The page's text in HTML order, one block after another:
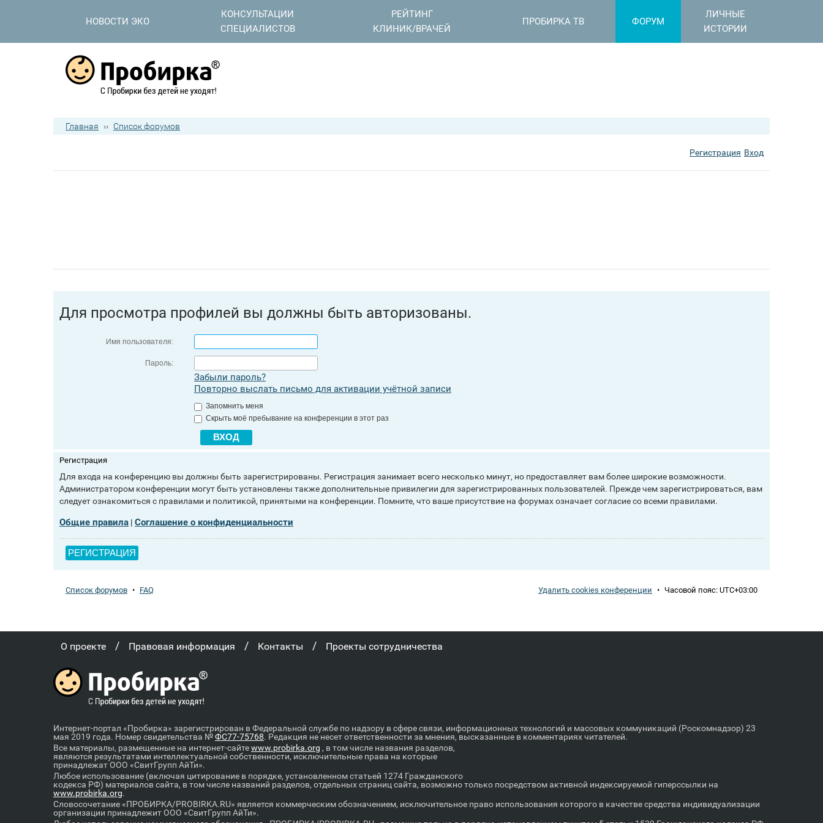
НОВОСТИ ЭКО
КОНСУЛЬТАЦИИ
СПЕЦИАЛИСТОВ
РЕЙТИНГ
КЛИНИК/ВРАЧЕЙ
ПРОБИРКА ТВ ФОРУМ
ЛИЧНЫЕ
ИСТОРИИ
Главная ›› Список форумов
Регистрация Вход
Для просмотра профилей вы должны быть авторизованы.
Имя пользователя:
Пароль:
Забыли пароль?
Повторно выслать письмо для активации учётной записи
Запомнить меня
Скрыть моё пребывание на конференции в этот раз
Регистрация
Для входа на конференцию вы должны быть зарегистрированы. Регистрация занимает всего несколько минут, но предоставляет вам более широкие возможности.
Администратором конференции могут быть установлены также дополнительные привилегии для зарегистрированных пользователей. Прежде чем зарегистрироваться, вам
следует ознакомиться с правилами и политикой, принятыми на конференции. Помните, что ваше присутствие на форумах означает согласие со всеми правилами.
Общие правила | Соглашение о конфиденциальности
РЕГИСТРАЦИЯ
Список форумов • FAQ Удалить cookies конференции • Часовой пояс: UTC+03:00
О проекте / Правовая информация / Контакты / Проекты сотрудничества
Интернет-портал «Пробирка» зарегистрирован в Федеральной службе по надзору в сфере связи, информационных технологий и массовых коммуникаций (Роскомнадзор) 23
мая 2019 года. Номер свидетельства №ФС77-75768. Редакция не несет ответственности за мнения, высказанные в комментариях читателей.
Все материалы, размещенные на интернет-сайтеwww.probirka.org , в том числе названия разделов,
являются результатами интеллектуальной собственности, исключительные права на которые
принадлежат ООО «СвитГрупп АйТи».
Любое использование (включая цитирование в порядке, установленном статьей 1274 Гражданского
кодекса РФ) материалов сайта, в том числе названий разделов, отдельных страниц сайта, возможно только посредством активной индексируемой гиперссылки на
www.probirka.org.
Словосочетание «ПРОБИРКА/PROBIRKA.RU» является коммерческим обозначением, исключительное право использования которого в качестве средства индивидуализации
организации принадлежит ООО «СвитГрупп АйТи».